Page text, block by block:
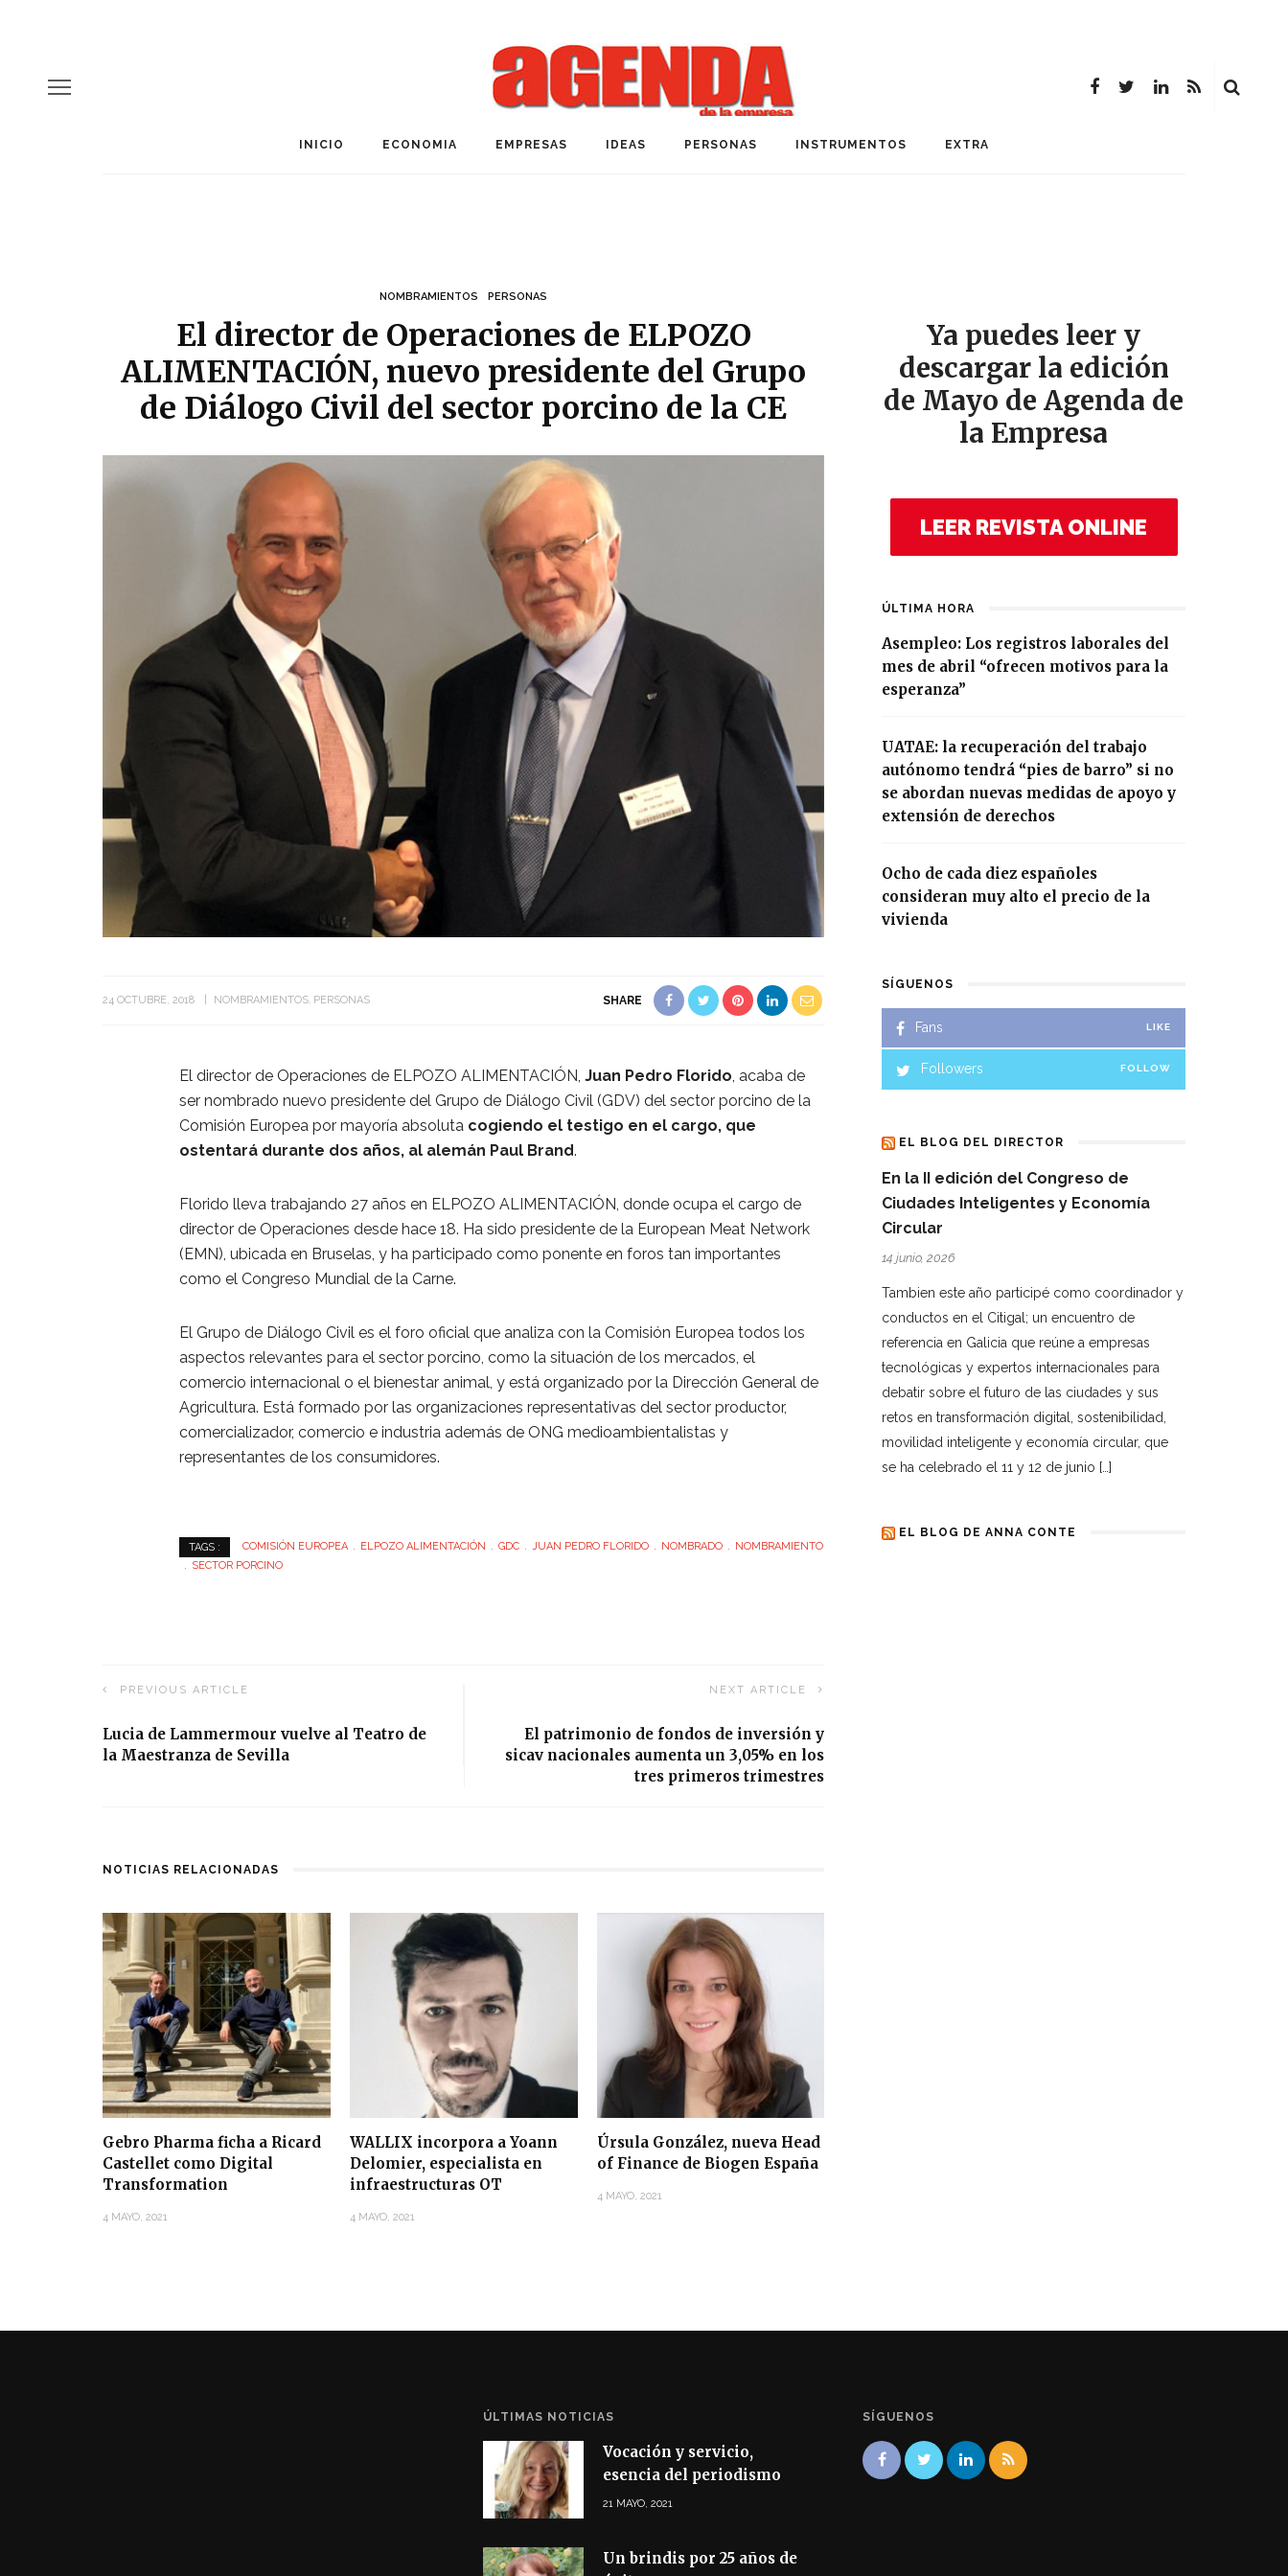
INICIO ECONOMIA EMPRESAS IDEAS PERSONAS INSTRUMENTOS EXTRA
NOMBRAMIENTOS PERSONAS
El director de Operaciones de ELPOZO
ALIMENTACIÓN, nuevo presidente del Grupo
de Diálogo Civil del sector porcino de la CE
24 OCTUBRE, 2018 NOMBRAMIENTOS PERSONAS SHARE
El director de Operaciones de ELPOZO ALIMENTACIÓN, Juan Pedro Florido, acaba de
ser nombrado nuevo presidente del Grupo de Diálogo Civil (GDV) del sector porcino de la
Comisión Europea por mayoría absoluta cogiendo el testigo en el cargo, que
ostentará durante dos años, al alemán Paul Brand.
Florido lleva trabajando 27 años en ELPOZO ALIMENTACIÓN, donde ocupa el cargo de
director de Operaciones desde hace 18. Ha sido presidente de la European Meat Network
(EMN), ubicada en Bruselas, y ha participado como ponente en foros tan importantes
como el Congreso Mundial de la Carne.
El Grupo de Diálogo Civil es el foro oficial que analiza con la Comisión Europea todos los
aspectos relevantes para el sector porcino, como la situación de los mercados, el
comercio internacional o el bienestar animal, y está organizado por la Dirección General de
Agricultura. Está formado por las organizaciones representativas del sector productor,
comercializador, comercio e industria además de ONG medioambientalistas y
representantes de los consumidores.
TAGS : COMISIÓN EUROPEA ELPOZO ALIMENTACIÓN GDC JUAN PEDRO FLORIDO NOMBRADO
NOMBRAMIENTO
SECTOR PORCINO
PREVIOUS ARTICLE
Lucia de Lammermour vuelve al Teatro de
la Maestranza de Sevilla
NEXT ARTICLE
El patrimonio de fondos de inversión y
sicav nacionales aumenta un 3,05% en los
tres primeros trimestres
NOTICIAS RELACIONADAS
Gebro Pharma ficha a Ricard
Castellet como Digital
Transformation
4 MAYO, 2021
WALLIX incorpora a Yoann
Delomier, especialista en
infraestructuras OT
4 MAYO, 2021
Úrsula González, nueva Head
of Finance de Biogen España
4 MAYO, 2021
Ya puedes leer y
descargar la edición
de Mayo de Agenda de
la Empresa
LEER REVISTA ONLINE
ÚLTIMA HORA
Asempleo: Los registros laborales del
mes de abril “ofrecen motivos para la
esperanza”
UATAE: la recuperación del trabajo
autónomo tendrá “pies de barro” si no
se abordan nuevas medidas de apoyo y
extensión de derechos
Ocho de cada diez españoles
consideran muy alto el precio de la
vivienda
SÍGUENOS
Fans LIKE
Followers FOLLOW
EL BLOG DEL DIRECTOR
En la II edición del Congreso de
Ciudades Inteligentes y Economía
Circular
14 junio, 2026
Tambien este año participé como coordinador y
conductos en el Citigal; un encuentro de
referencia en Galicia que reúne a empresas
tecnológicas y expertos internacionales para
debatir sobre el futuro de las ciudades y sus
retos en transformación digital, sostenibilidad,
movilidad inteligente y economía circular, que
se ha celebrado el 11 y 12 de junio […]
EL BLOG DE ANNA CONTE
ÚLTIMAS NOTICIAS
Vocación y servicio,
esencia del periodismo
21 MAYO, 2021
Un brindis por 25 años de
SÍGUENOS